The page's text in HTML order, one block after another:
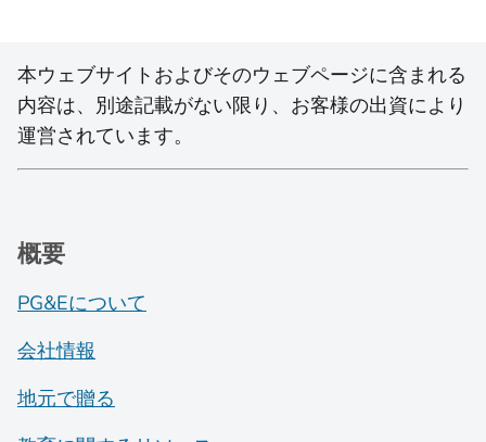
本ウェブサイトおよびそのウェブページに含まれる
内容は、別途記載がない限り、お客様の出資により
運営されています。
概要
PG&Eについて
会社情報
地元で贈る